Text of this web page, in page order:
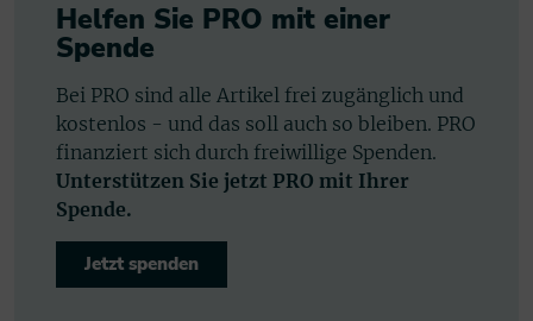
Helfen Sie PRO mit einer
Spende
Bei PRO sind alle Artikel frei zugänglich und
kostenlos - und das soll auch so bleiben. PRO
finanziert sich durch freiwillige Spenden.
Unterstützen Sie jetzt PRO mit Ihrer
Spende.
Jetzt spenden